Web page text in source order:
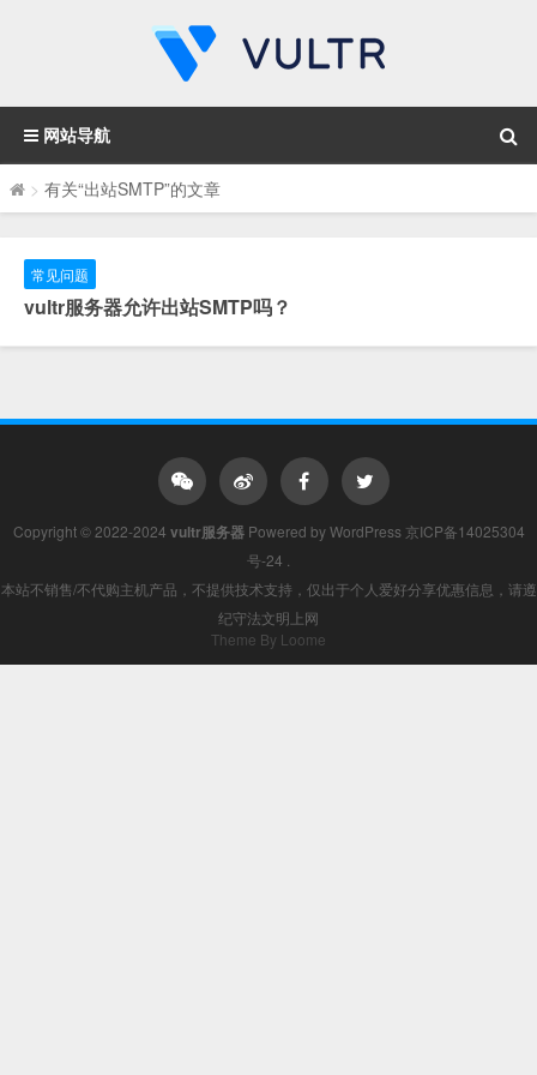
网站导航
> 有关“出站SMTP”的文章
常见问题
vultr服务器允许出站SMTP吗？
Copyright © 2022-2024 vultr服务器Powered byWordPress 京ICP备14025304
号-24
本站不销售/不代购主机产品，不提供技术支持，仅出于个人爱好分享优惠信息，请遵
纪守法文明上网
Theme By Loome